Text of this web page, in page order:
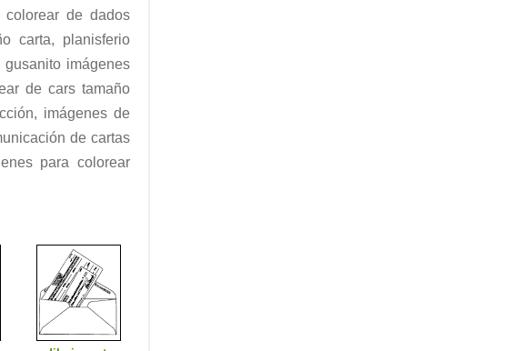
colorear de dados
carta, planisferio
imágenes
de cars tamaño
imágenes de
de cartas
para colorear